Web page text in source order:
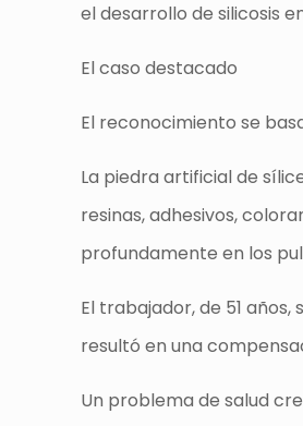
el desarrollo de silicosis
El caso destacado
El reconocimiento se
La piedra artificial de
resinas, adhesivos,
profundamente en los
El trabajador, de 51
resultó en una
Un problema de salud